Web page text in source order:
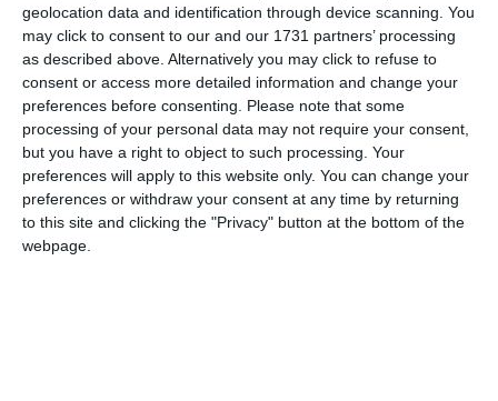
geolocation data and identification through device scanning. You
may click to consent to our and our 1731 partners’ processing
as described above. Alternatively you may click to refuse to
consent or access more detailed information and change your
preferences before consenting. Please note that some
processing of your personal data may not require your consent,
but you have a right to object to such processing. Your
preferences will apply to this website only. You can change your
preferences or withdraw your consent at any time by returning
to this site and clicking the "Privacy" button at the bottom of the
webpage.
Tabăra face parte din programul Cu Apele Curate,
lansat în 2019 de Asociația Mai Mult Verde și Lidl
Romania cu scopul reducerii poluării cu plastic a
apelor-a mai punctat sursa citată.
Sursa foto: ARBDD